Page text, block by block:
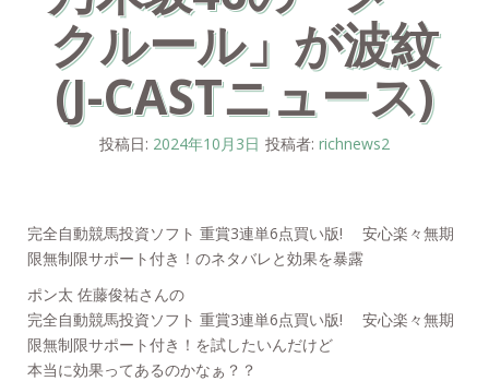
クルール」が波紋
(J-CASTニュース)
投稿日: 2024年10月3日 投稿者: richnews2
完全自動競馬投資ソフト 重賞3連単6点買い版! 安心楽々無期
限無制限サポート付き！のネタバレと効果を暴露
ポン太 佐藤俊祐さんの
完全自動競馬投資ソフト 重賞3連単6点買い版! 安心楽々無期
限無制限サポート付き！を試したいんだけど
本当に効果ってあるのかなぁ？？